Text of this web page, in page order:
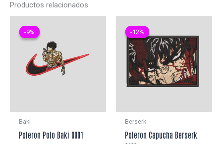
Productos relacionados
-9%
-9%
Baki
Poleron Polo Baki 0001
-12%
-12%
Berserk
Poleron Capucha Berserk